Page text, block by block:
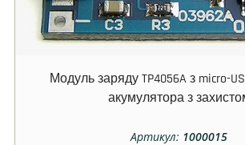
Модуль заряду TP4056A з micro-
акумулятора з
Артикул: 1000015